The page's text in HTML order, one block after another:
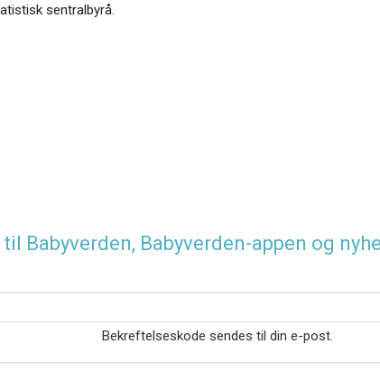
sentralbyrå.
Babyverden, Babyverden-appen og
Bekreftelseskode sendes til din e-post.